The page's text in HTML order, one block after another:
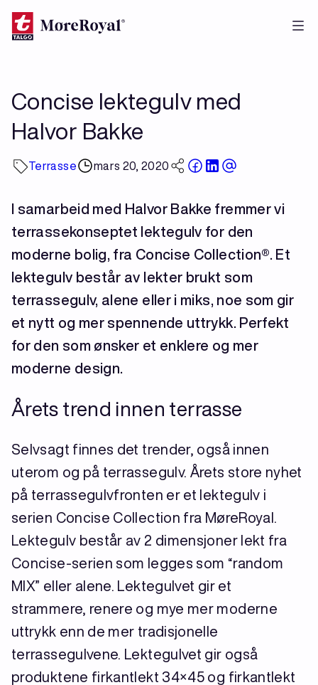
Hopp
Concise lektegulv med
Halvor Bakke
Terrasse mars 20, 2020
I samarbeid med Halvor Bakke fremmer vi
terrassekonseptet lektegulv for den
moderne bolig, fra Concise Collection®. Et
lektegulv består av lekter brukt som
terrassegulv, alene eller i miks, noe som gir
et nytt og mer spennende uttrykk. Perfekt
for den som ønsker et enklere og mer
moderne design.
Årets trend innen terrasse
Selvsagt finnes det trender, også innen
uterom og på terrassegulv. Årets store nyhet
på terrassegulvfronten er et lektegulv i
serien Concise Collection fra MøreRoyal.
Lektegulv består av 2 dimensjoner lekt fra
Concise-serien som legges som “random
MIX” eller alene. Lektegulvet gir et
strammere, renere og mye mer moderne
uttrykk enn de mer tradisjonelle
terrassegulvene. Lektegulvet gir også
produktene firkantlekt 34×45 og firkantlekt